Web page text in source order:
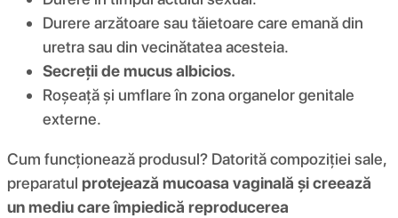
Durere arzătoare sau tăietoare care emană din
uretra sau din vecinătatea acesteia.
Secreții de mucus albicios.
Roșeață și umflare în zona organelor genitale
externe.
Cum funcționează produsul? Datorită compoziției sale,
preparatul protejează mucoasa vaginală și creează
un mediu care împiedică reproducerea